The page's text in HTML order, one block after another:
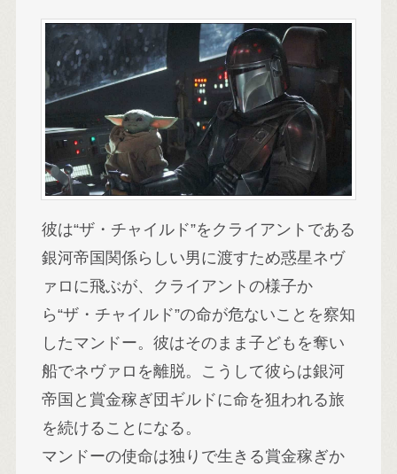
彼は“ザ・チャイルド”をクライアントである
銀河帝国関係らしい男に渡すため惑星ネヴ
ァロに飛ぶが、クライアントの様子か
ら“ザ・チャイルド”の命が危ないことを察知
したマンドー。彼はそのまま子どもを奪い
船でネヴァロを離脱。こうして彼らは銀河
帝国と賞金稼ぎ団ギルドに命を狙われる旅
を続けることになる。
マンドーの使命は独りで生きる賞金稼ぎか